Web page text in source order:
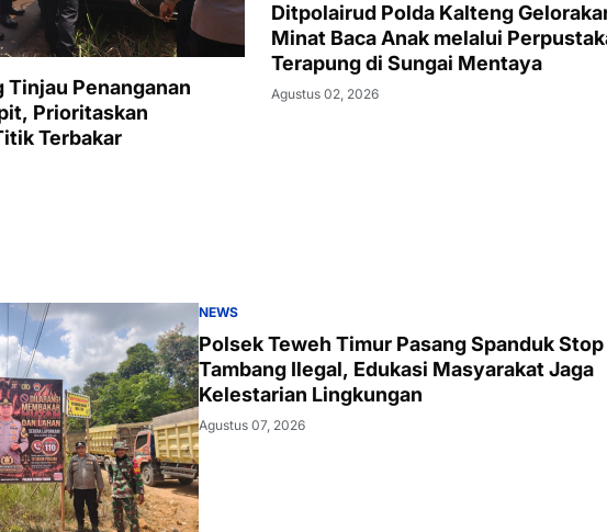
Tinjau Penanganan
Prioritaskan
Terbakar
Ditpolairud Polda Kalteng
Minat Baca Anak melalui
Terapung di Sungai Mentaya
Agustus 02, 2026
NEWS
Polsek Teweh Timur Pasang Spanduk Stop
Tambang Ilegal, Edukasi Masyarakat Jaga
Kelestarian Lingkungan
Agustus 07, 2026